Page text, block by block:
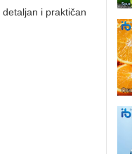
i praktičan